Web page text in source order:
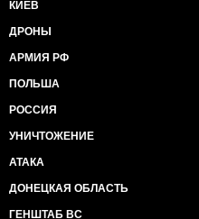
КИЕВ
ДРОНЫ
АРМИЯ РФ
ПОЛЬША
РОССИЯ
УНИЧТОЖЕНИЕ
АТАКА
ДОНЕЦКАЯ ОБЛАСТЬ
ГЕНШТАБ ВС